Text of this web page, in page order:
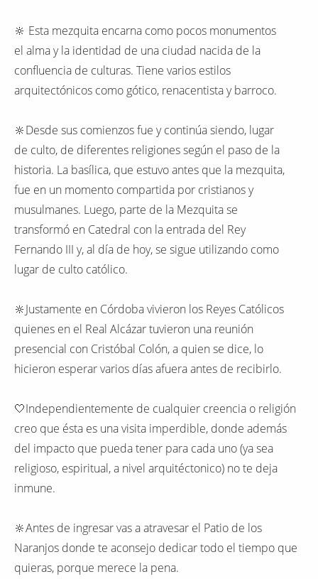
🔆 Esta mezquita encarna como pocos monumentos
el alma y la identidad de una ciudad nacida de la
confluencia de culturas. Tiene varios estilos
arquitectónicos como gótico, renacentista y barroco.
🔆Desde sus comienzos fue y continúa siendo, lugar
de culto, de diferentes religiones según el paso de la
historia. La basílica, que estuvo antes que la mezquita,
fue en un momento compartida por cristianos y
musulmanes. Luego, parte de la Mezquita se
transformó en Catedral con la entrada del Rey
Fernando III y, al día de hoy, se sigue utilizando como
lugar de culto católico.
🔆Justamente en Córdoba vivieron los Reyes Católicos
quienes en el Real Alcázar tuvieron una reunión
presencial con Cristóbal Colón, a quien se dice, lo
hicieron esperar varios días afuera antes de recibirlo.
🤍Independientemente de cualquier creencia o religión
creo que ésta es una visita imperdible, donde además
del impacto que pueda tener para cada uno (ya sea
religioso, espiritual, a nivel arquitéctonico) no te deja
inmune.
🔆Antes de ingresar vas a atravesar el Patio de los
Naranjos donde te aconsejo dedicar todo el tiempo que
quieras, porque merece la pena.